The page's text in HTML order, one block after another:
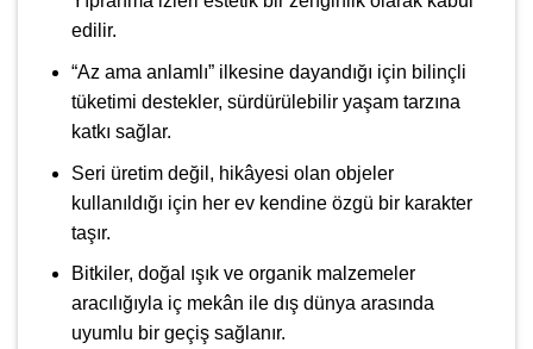
edilir.
“Az ama anlamlı” ilkesine dayandığı için bilinçli
tüketimi destekler, sürdürülebilir yaşam tarzına
katkı sağlar.
Seri üretim değil, hikâyesi olan objeler
kullanıldığı için her ev kendine özgü bir karakter
taşır.
Bitkiler, doğal ışık ve organik malzemeler
aracılığıyla iç mekân ile dış dünya arasında
uyumlu bir geçiş sağlanır.